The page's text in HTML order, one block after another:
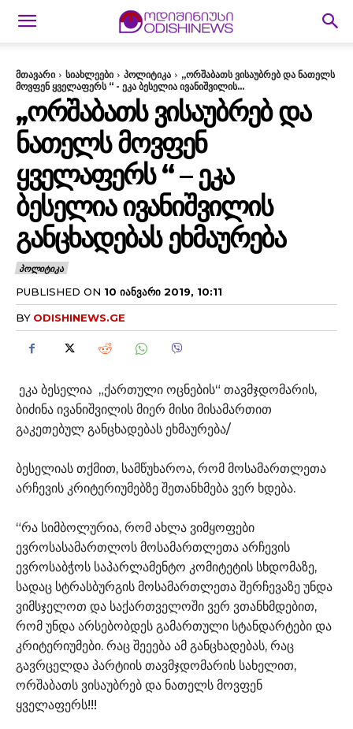
მთავარი სიახლეები პოლიტიკა
,,ორშაბათს ვისაუბრებ და ნათელს
მოვფენ ყველაფერს “ - ეკა ბესელია ივანიშვილის...
,,ᲝᲠᲨᲐᲑᲐᲗᲡ ᲕᲘᲡᲐᲣᲑᲠᲔᲑ ᲓᲐ
ᲜᲐᲗᲔᲚᲡ ᲛᲝᲕᲤᲔᲜ
ᲧᲕᲔᲚᲐᲤᲔᲠᲡ “ – ᲔᲙᲐ
ᲑᲔᲡᲔᲚᲘᲐ ᲘᲕᲐᲜᲘᲨᲕᲘᲚᲘᲡ
ᲒᲐᲜᲪᲮᲐᲓᲔᲑᲐᲡ ᲔᲮᲛᲐᲣᲠᲔᲑᲐ
ᲞᲝᲚᲘᲢᲘᲙᲐ
PUBLISHED ON 10 ᲘᲐᲜᲕᲐᲠᲘ 2019, 10:11
BY ODISHINEWS.GE
ეკა ბესელია „ქართული ოცნების“ თავმჯდომარის,
ბიძინა ივანიშვილის მიერ მისი მისამართით
გაკეთებულ განცხადებას ეხმაურება/
ბესელიას თქმით, სამწუხაროა, რომ მოსამართლეთა
არჩევის კრიტერიუმებზე შეთანხმება ვერ ხდება.
“რა სიმბოლურია, რომ ახლა ვიმყოფები
ევროსასამართლოს მოსამართლეთა არჩევის
ევროსაბჭოს საპარლამენტო კომიტეტის სხდომაზე,
სადაც სტრასბურგის მოსამართლეთა შერჩევაზე უნდა
ვიმსჯელოთ და საქართველოში ვერ ვთანხმდებით,
რომ უნდა არსებობდეს გამართული სტანდარტები და
კრიტერიუმები. რაც შეეება ამ განცხადებას, რაც
გავრცელდა პარტიის თავმჯდომარის სახელით,
ორშაბათს ვისაუბრებ და ნათელს მოვფენ
ყველაფერს!!!